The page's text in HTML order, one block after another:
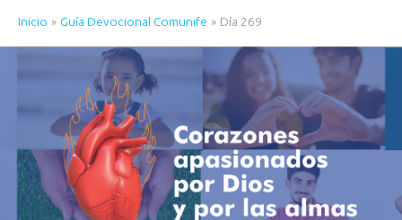
Inicio Guía Devocional Comunife Día 269